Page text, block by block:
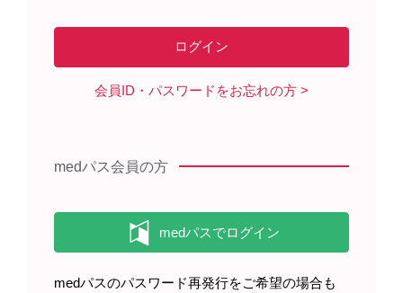
製品に関する資料
キックリン顆粒を服用される患者
会員ID・パスワードをお忘れの方
medパス会員の方
medパスのパスワード再発行をご希望の場合も